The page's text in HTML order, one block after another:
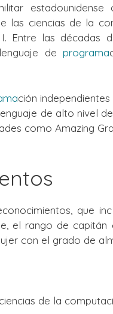
estadounidense
las ciencias de la
Entre las décadas
deprograma
ción
de alto nivel
como Amazing
que
el rango de
con el grado de
de la